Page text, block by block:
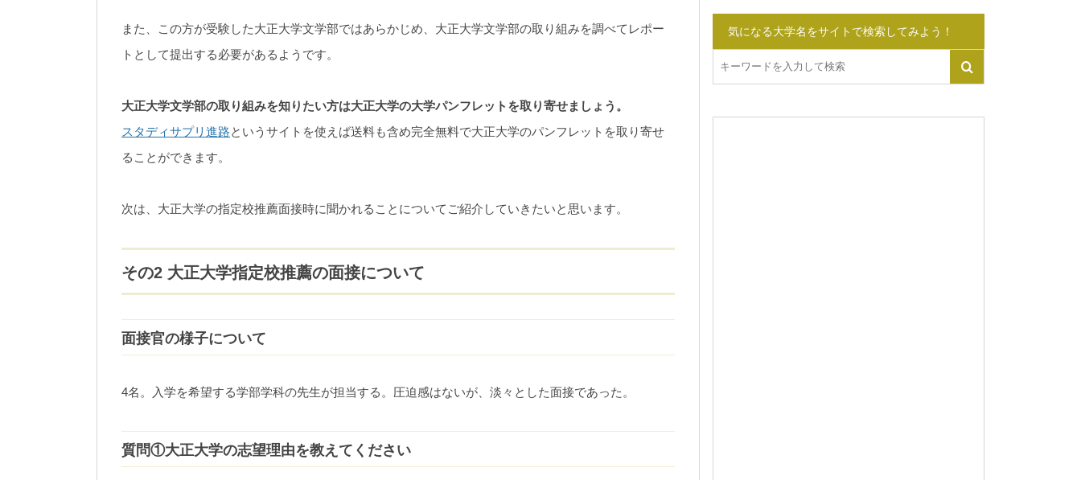
また、この方が受験した大正大学文学部ではあらかじめ、大正大学文学部の取り組みを調べてレポー
トとして提出する必要があるようです。
大正大学文学部の取り組みを知りたい方は大正大学の大学パンフレットを取り寄せましょう。
スタディサプリ進路というサイトを使えば送料も含め完全無料で大正大学のパンフレットを取り寄せ
ることができます。
次は、大正大学の指定校推薦面接時に聞かれることについてご紹介していきたいと思います。
その2 大正大学指定校推薦の面接について
面接官の様子について
4名。入学を希望する学部学科の先生が担当する。圧迫感はないが、淡々とした面接であった。
質問①大正大学の志望理由を教えてください
気になる大学名をサイトで検索してみよう！